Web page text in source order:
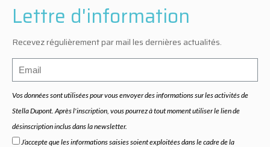
Lettre d'information
Recevez régulièrement par mail les dernières actualités.
Vos données sont utilisées pour vous envoyer des informations sur les activités de
Stella Dupont. Après l'inscription, vous pourrez à tout moment utiliser le lien de
désinscription inclus dans la newsletter.
J’accepte que les informations saisies soient exploitées dans le cadre de la